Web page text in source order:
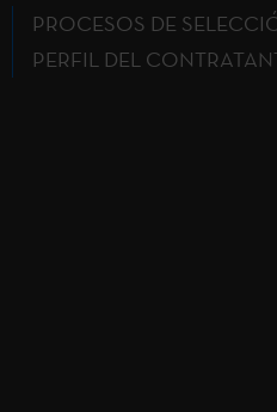
PROCESOS DE
PERFIL DEL